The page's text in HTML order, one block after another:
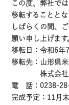
この度、弊社で
移転することとな
しばらくの間、
願い申し上げます
移転日：令和6年
移転先：山形県
株式会社 後
電 話：0238-
完成予定：11月